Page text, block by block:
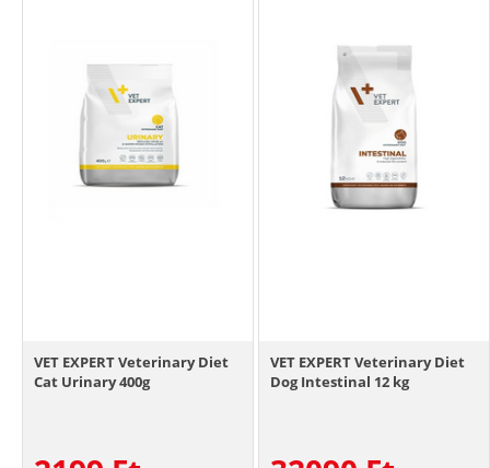
VET EXPERT Veterinary Diet
Cat Urinary 400g
VET EXPERT Veterinary Diet
Dog Intestinal 12 kg